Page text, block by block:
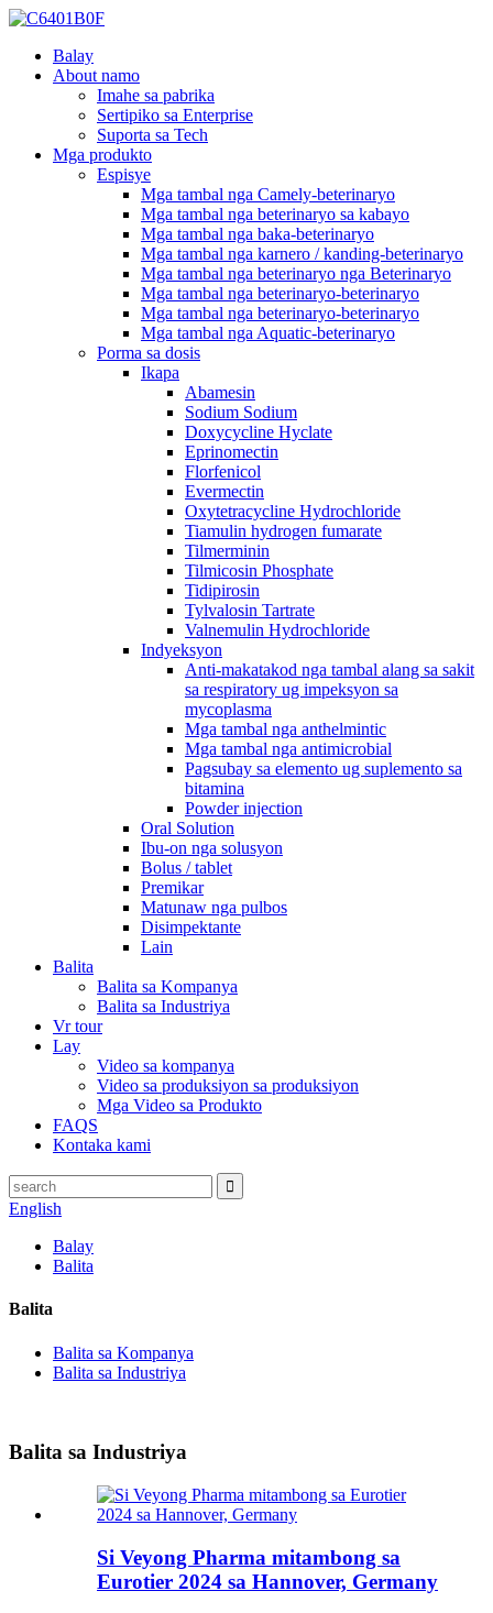
Balay
About namo
Imahe sa pabrika
Sertipiko sa Enterprise
Suporta sa Tech
Mga produkto
Espisye
Mga tambal nga Camely-beterinaryo
Mga tambal nga beterinaryo sa kabayo
Mga tambal nga baka-beterinaryo
Mga tambal nga karnero / kanding-beterinaryo
Mga tambal nga beterinaryo nga Beterinaryo
Mga tambal nga beterinaryo-beterinaryo
Mga tambal nga beterinaryo-beterinaryo
Mga tambal nga Aquatic-beterinaryo
Porma sa dosis
Ikapa
Abamesin
Sodium Sodium
Doxycycline Hyclate
Eprinomectin
Florfenicol
Evermectin
Oxytetracycline Hydrochloride
Tiamulin hydrogen fumarate
Tilmerminin
Tilmicosin Phosphate
Tidipirosin
Tylvalosin Tartrate
Valnemulin Hydrochloride
Indyeksyon
Anti-makatakod nga tambal alang sa sakit
sa respiratory ug impeksyon sa
mycoplasma
Mga tambal nga anthelmintic
Mga tambal nga antimicrobial
Pagsubay sa elemento ug suplemento sa
bitamina
Powder injection
Oral Solution
Ibu-on nga solusyon
Bolus / tablet
Premikar
Matunaw nga pulbos
Disimpektante
Lain
Balita
Balita sa Kompanya
Balita sa Industriya
Vr tour
Lay
Video sa kompanya
Video sa produksiyon sa produksiyon
Mga Video sa Produkto
FAQS
Kontaka kami
English
Balay
Balita
Balita
Balita sa Kompanya
Balita sa Industriya
Balita sa Industriya
Si Veyong Pharma mitambong sa
Eurotier 2024 sa Hannover, Germany